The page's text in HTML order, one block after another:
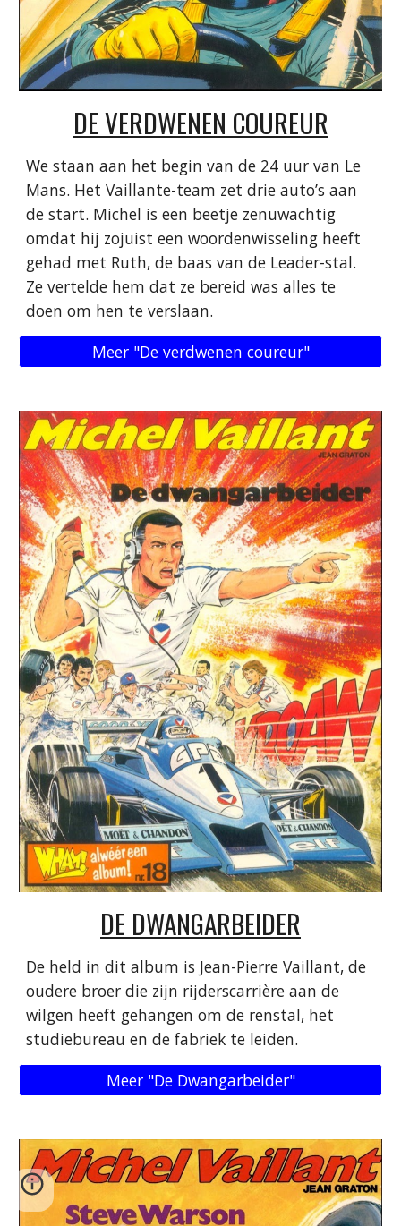
DE VERDWENEN COUREUR
We staan ​​aan het begin van de 24 uur van Le
Mans. Het Vaillante-team zet drie auto’s aan
de start. Michel is een beetje zenuwachtig
omdat hij zojuist een woordenwisseling heeft
gehad met Ruth, de baas van de Leader-stal.
Ze vertelde hem dat ze bereid was alles te
doen om hen te verslaan.
Meer "De verdwenen coureur"
DE DWANGARBEIDER
De held in dit album is Jean-Pierre Vaillant, de
oudere broer die zijn rijderscarrière aan de
wilgen heeft gehangen om de renstal, het
studiebureau en de fabriek te leiden.
Meer "De Dwangarbeider"